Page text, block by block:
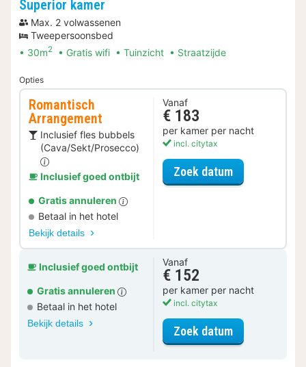
Superior kamer
Max. 2 volwassenen
Tweepersoonsbed
30m2 Gratis wifi Tuinzicht Straatzijde
Opties
Romantisch
Arrangement
Inclusief fles bubbels
(Cava/Sekt/Prosecco)
Inclusief goed ontbijt
Gratis annuleren
Betaal in het hotel
Bekijk details
Vanaf
€ 183
per kamer per nacht
incl. citytax
Zoek datumvoor
Inclusief goed ontbijt
Gratis annuleren
Betaal in het hotel
Bekijk details
Vanaf
€ 152
per kamer per nacht
incl. citytax
Zoek datumvoor Superior